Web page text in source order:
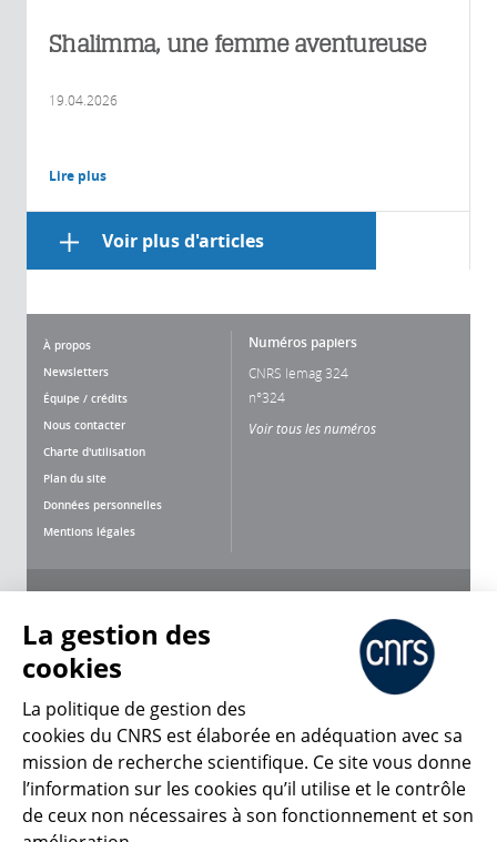
Shalimma, une femme aventureuse
19.04.2026
Lire plus
Voir plus d'articles
À propos
Newsletters
Équipe / crédits
Nous contacter
Charte d'utilisation
Plan du site
Données personnelles
Mentions légales
Numéros papiers
CNRS lemag 324
n°324
Voir tous les numéros
CNRS Le Mag
© 2026, CNRS
La gestion des
cookies
La politique de gestion des
cookies du CNRS est élaborée en adéquation avec sa
mission de recherche scientifique. Ce site vous donne
l’information sur les cookies qu’il utilise et le contrôle
de ceux non nécessaires à son fonctionnement et son